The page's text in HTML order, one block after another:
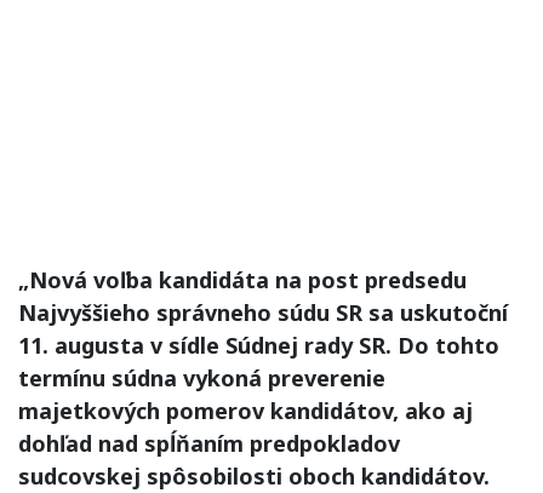
„Nová voľba kandidáta na post predsedu
Najvyššieho správneho súdu SR sa uskutoční
11. augusta v sídle Súdnej rady SR. Do tohto
termínu súdna vykoná preverenie
majetkových pomerov kandidátov, ako aj
dohľad nad spĺňaním predpokladov
sudcovskej spôsobilosti oboch kandidátov.